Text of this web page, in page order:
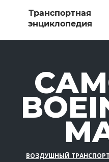
ВОЗДУШНЫЙ ТРАНСПОРТ